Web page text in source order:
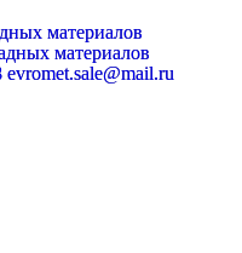
материалов
evromet.sale@mail.ru